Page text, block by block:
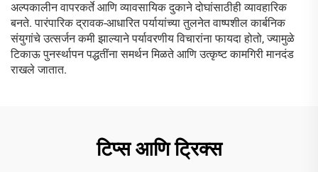
अल्पकालीन वापरकर्ते आणि व्यावसायिक दुकाने दोघांसाठीही व्यावहारिक
बनते. पारंपारिक द्रावक-आधारित पर्यायांच्या तुलनेत वाष्पशील कार्बनिक
संयुगांचे उत्सर्जन कमी झाल्याने पर्यावरणीय विचारांना फायदा होतो, ज्यामुळे
टिकाऊ पुनर्स्थापन पद्धतींना समर्थन मिळते आणि उत्कृष्ट कामगिरी मानदंड
राखले जातात.
टिप्स आणि ट्रिक्स